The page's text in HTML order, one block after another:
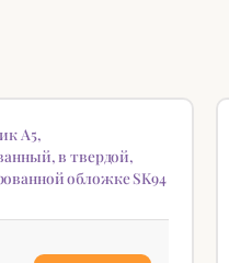
А5,
в твердой,
обложке SK94